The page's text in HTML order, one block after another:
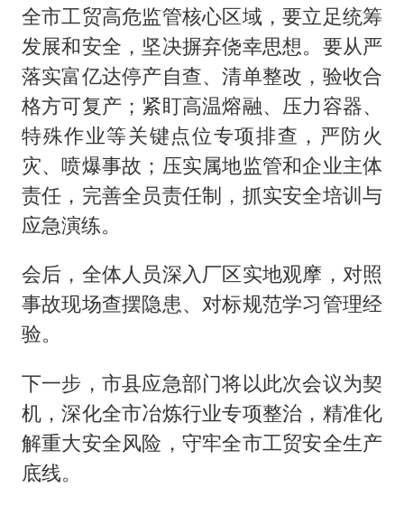
全市工贸高危监管核心区域，要立足统筹
发展和安全，坚决摒弃侥幸思想。要从严
落实富亿达停产自查、清单整改，验收合
格方可复产；紧盯高温熔融、压力容器、
特殊作业等关键点位专项排查，严防火
灾、喷爆事故；压实属地监管和企业主体
责任，完善全员责任制，抓实安全培训与
应急演练。
会后，全体人员深入厂区实地观摩，对照
事故现场查摆隐患、对标规范学习管理经
验。
下一步，市县应急部门将以此次会议为契
机，深化全市冶炼行业专项整治，精准化
解重大安全风险，守牢全市工贸安全生产
底线。